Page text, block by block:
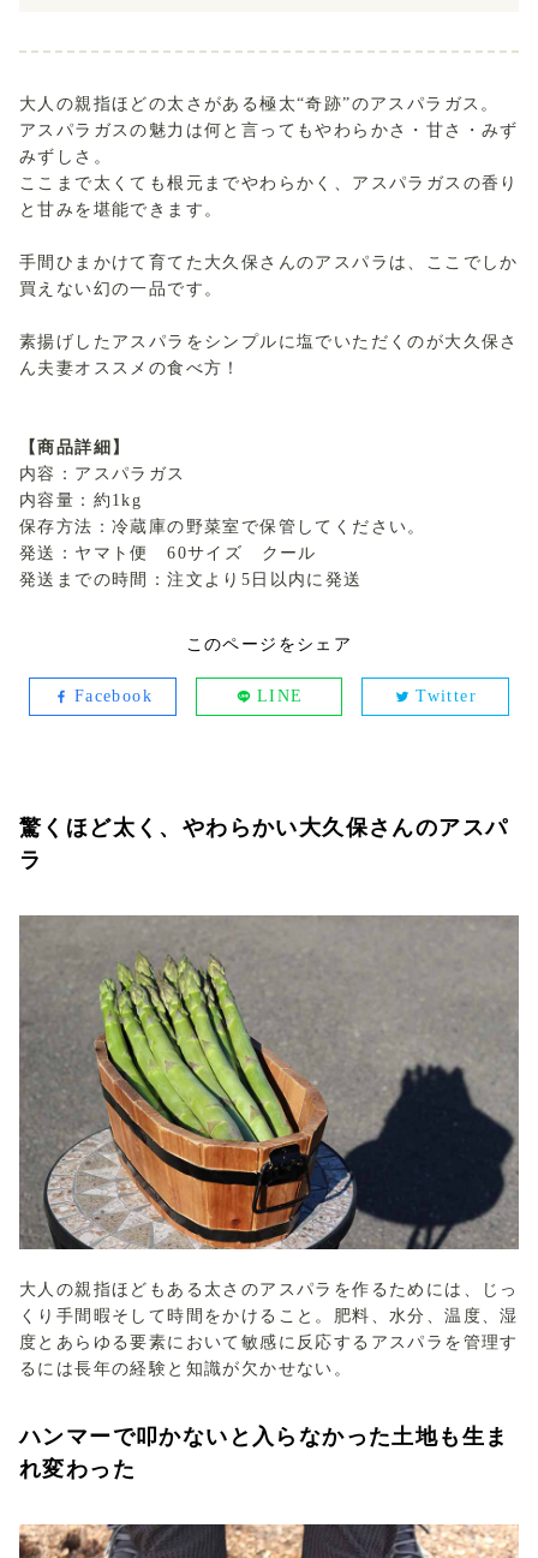
大人の親指ほどの太さがある極太“奇跡”のアスパラガス。
アスパラガスの魅力は何と言ってもやわらかさ・甘さ・みず
みずしさ。
ここまで太くても根元までやわらかく、アスパラガスの香り
と甘みを堪能できます。
手間ひまかけて育てた大久保さんのアスパラは、ここでしか
買えない幻の一品です。
素揚げしたアスパラをシンプルに塩でいただくのが大久保さ
ん夫妻オススメの食べ方！
【商品詳細】
内容：アスパラガス
内容量：約1kg
保存方法：冷蔵庫の野菜室で保管してください。
発送：ヤマト便 60サイズ クール
発送までの時間：注文より5日以内に発送
このページをシェア
Facebook LINE Twitter
驚くほど太く、やわらかい大久保さんのアスパ
ラ
大人の親指ほどもある太さのアスパラを作るためには、じっ
くり手間暇そして時間をかけること。肥料、水分、温度、湿
度とあらゆる要素において敏感に反応するアスパラを管理す
るには長年の経験と知識が欠かせない。
ハンマーで叩かないと入らなかった土地も生ま
れ変わった